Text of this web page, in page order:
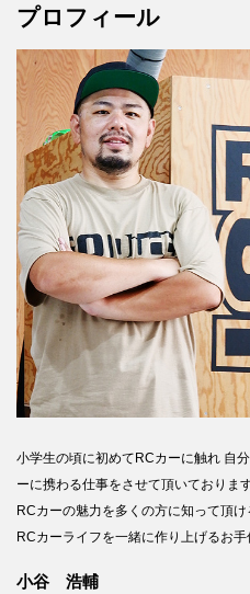
プロフィール
小学生の頃に初めてRCカーに触れ 自
ーに携わる仕事をさせて頂いております
RCカーの魅力を多くの方に知って頂け
RCカーライフを一緒に作り上げるお手
小谷 浩輔